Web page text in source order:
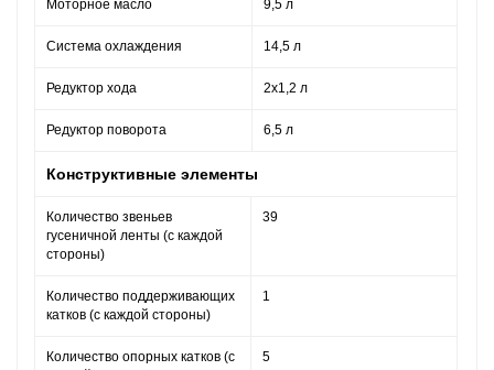
Моторное масло 9,5 л
Система охлаждения 14,5 л
Редуктор хода 2х1,2 л
Редуктор поворота 6,5 л
Конструктивные элементы
Количество звеньев
гусеничной ленты (с каждой
стороны)
39
Количество поддерживающих
катков (с каждой стороны)
1
Количество опорных катков (с
5